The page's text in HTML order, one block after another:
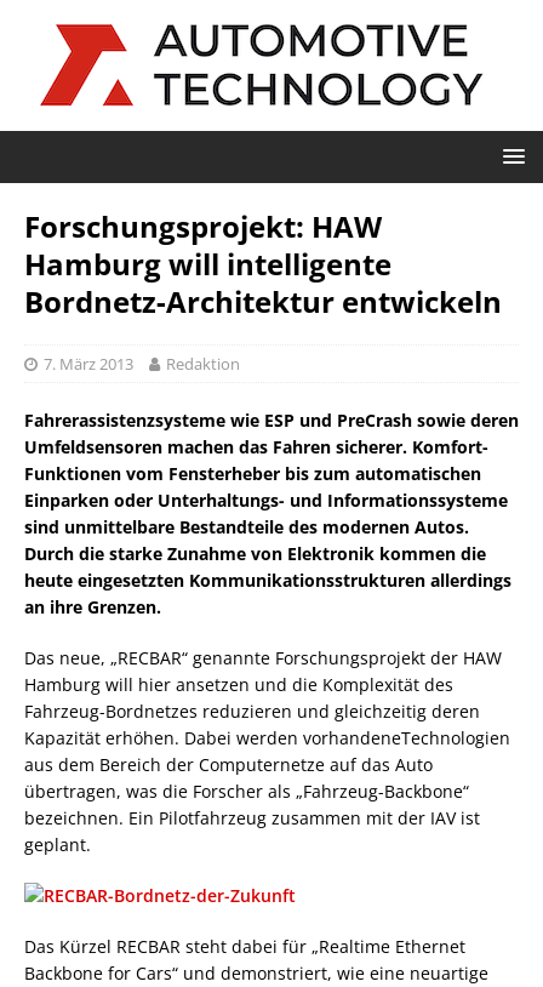
Forschungsprojekt: HAW
Hamburg will intelligente
Bordnetz-Architektur entwickeln
7. März 2013 Redaktion
Fahrerassistenzsysteme wie ESP und PreCrash sowie deren
Umfeldsensoren machen das Fahren sicherer. Komfort-
Funktionen vom Fensterheber bis zum automatischen
Einparken oder Unterhaltungs- und Informationssysteme
sind unmittelbare Bestandteile des modernen Autos.
Durch die starke Zunahme von Elektronik kommen die
heute eingesetzten Kommunikationsstrukturen allerdings
an ihre Grenzen.
Das neue, „RECBAR“ genannte Forschungsprojekt der HAW
Hamburg will hier ansetzen und die Komplexität des
Fahrzeug-Bordnetzes reduzieren und gleichzeitig deren
Kapazität erhöhen. Dabei werden vorhandeneTechnologien
aus dem Bereich der Computernetze auf das Auto
übertragen, was die Forscher als „Fahrzeug-Backbone“
bezeichnen. Ein Pilotfahrzeug zusammen mit der IAV ist
geplant.
Das Kürzel RECBAR steht dabei für „Realtime Ethernet
Backbone for Cars“ und demonstriert, wie eine neuartige